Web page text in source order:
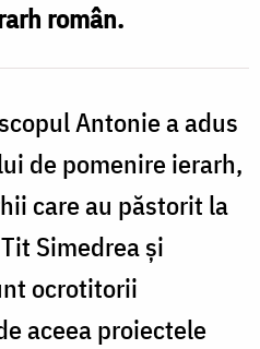
român.
Antonie a adus
de pomenire ierarh,
care au păstorit la
Simedrea și
ocrotitorii
aceea proiectele